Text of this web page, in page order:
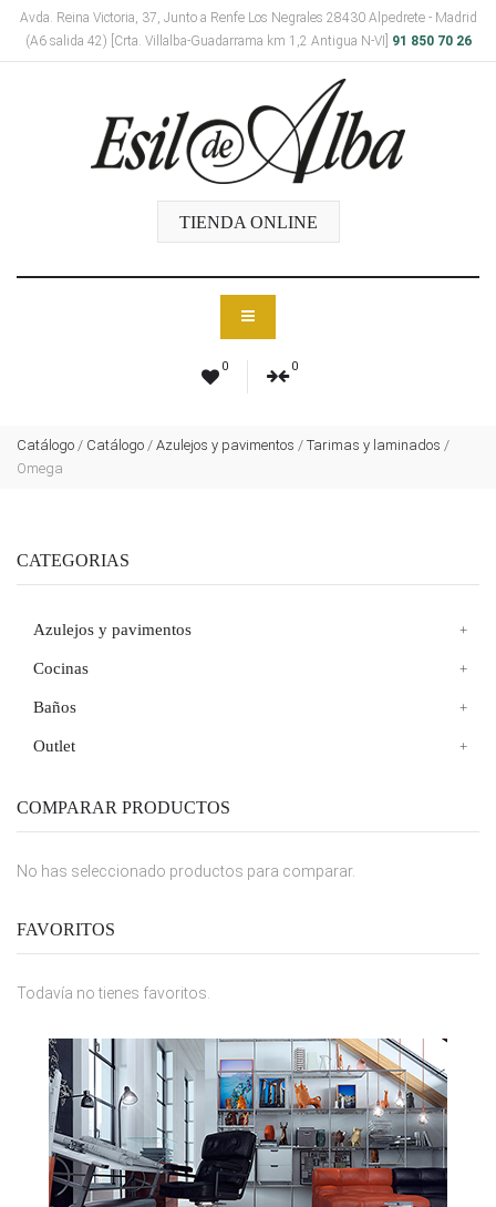
Avda. Reina Victoria, 37, Junto a Renfe Los Negrales 28430 Alpedrete - Madrid
(A6 salida 42) [Crta. Villalba-Guadarrama km 1,2 Antigua N-VI]
91 850 70 26
TIENDA ONLINE
0 0
Catálogo / Catálogo / Azulejos y pavimentos / Tarimas y laminados /
Omega
CATEGORIAS
Azulejos y pavimentos
Cocinas
Baños
Outlet
COMPARAR PRODUCTOS
No has seleccionado productos para comparar.
FAVORITOS
Todavía no tienes favoritos.